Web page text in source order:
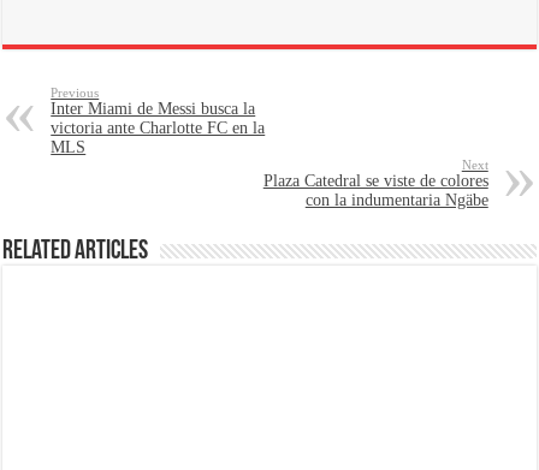
Previous
Inter Miami de Messi busca la
victoria ante Charlotte FC en la
MLS
Next
Plaza Catedral se viste de colores
con la indumentaria Ngäbe
Related Articles